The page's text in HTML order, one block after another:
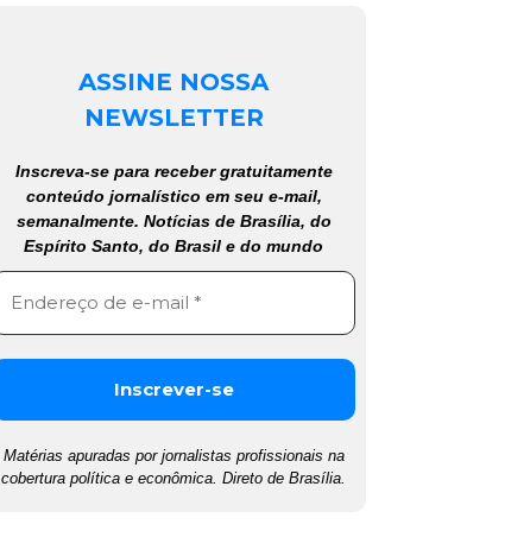
ASSINE NOSSA
NEWSLETTER
Inscreva-se para receber gratuitamente
conteúdo jornalístico em seu e-mail,
semanalmente. Notícias de Brasília, do
Espírito Santo, do Brasil e do mundo
Matérias apuradas por jornalistas profissionais na
cobertura política e econômica. Direto de Brasília.